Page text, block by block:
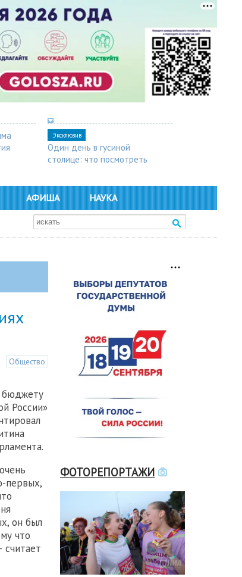
Эксклюзив
Один день в гусиной
столице: что посмотреть
АФИША НАУКА
Общество
бюджету
России»
первых,
он был
что
ФОТОРЕПОРТАЖИ